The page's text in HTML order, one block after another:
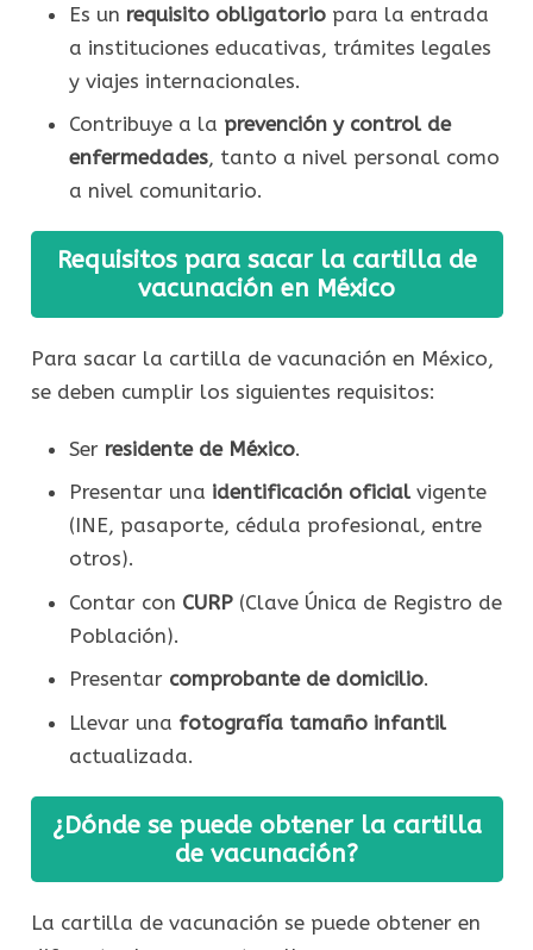
Es un requisito obligatoriopara la entrada
a instituciones educativas, trámites legales
y viajes internacionales.
Contribuye a la prevención y control de
enfermedades, tanto a nivel personal como
a nivel comunitario.
Requisitos para sacar la cartilla de
vacunación en México
Para sacar la cartilla de vacunación en México,
se deben cumplir los siguientes requisitos:
Ser residente de México.
Presentar una identificación oficialvigente
(INE, pasaporte, cédula profesional, entre
otros).
Contar con CURP(Clave Única de Registro de
Población).
Presentar comprobante de domicilio.
Llevar una fotografía tamaño infantil
actualizada.
¿Dónde se puede obtener la cartilla
de vacunación?
La cartilla de vacunación se puede obtener en